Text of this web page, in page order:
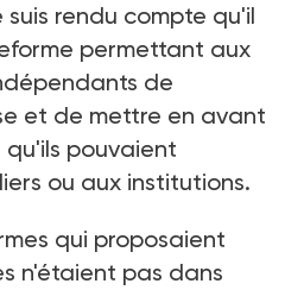
rendu compte qu'il
permettant aux
de
et de mettre en avant
qu'ils pouvaient
ou aux institutions.
qui proposaient
n'étaient pas dans